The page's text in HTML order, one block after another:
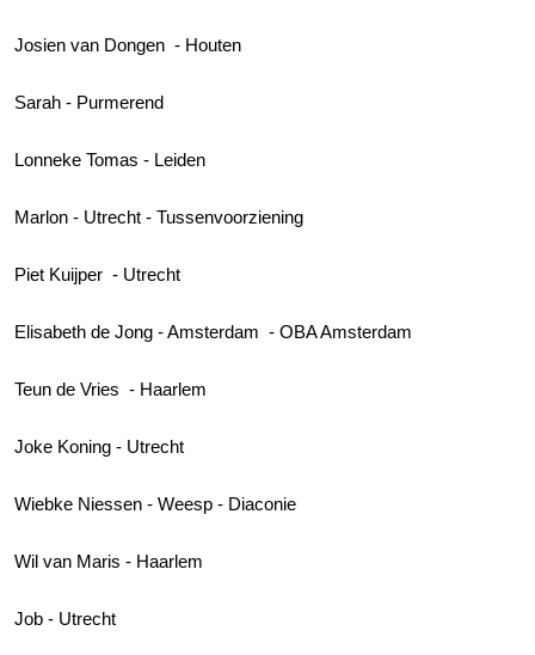
Josien van Dongen - Houten
Sarah - Purmerend
Lonneke Tomas - Leiden
Marlon - Utrecht - Tussenvoorziening
Piet Kuijper - Utrecht
Elisabeth de Jong - Amsterdam - OBA Amsterdam
Teun de Vries - Haarlem
Joke Koning - Utrecht
Wiebke Niessen - Weesp - Diaconie
Wil van Maris - Haarlem
Job - Utrecht